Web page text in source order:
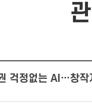
걱정없는 AI…창작